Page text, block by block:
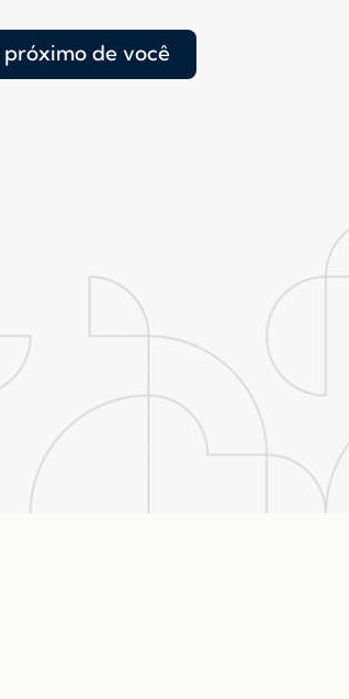
próximo de você